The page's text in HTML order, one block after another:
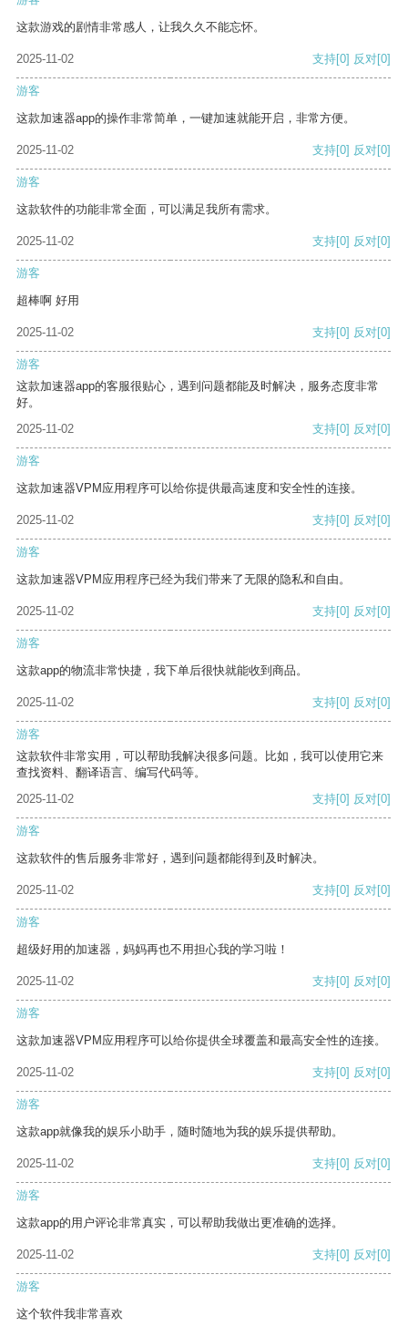
这款游戏的剧情非常感人，让我久久不能忘怀。
2025-11-02 支持[0] 反对[0]
游客
这款加速器app的操作非常简单，一键加速就能开启，非常方便。
2025-11-02 支持[0] 反对[0]
游客
这款软件的功能非常全面，可以满足我所有需求。
2025-11-02 支持[0] 反对[0]
游客
超棒啊 好用
2025-11-02 支持[0] 反对[0]
游客
这款加速器app的客服很贴心，遇到问题都能及时解决，服务态度非常
好。
2025-11-02
支持[0] 反对[0]
游客
这款加速器VPM应用程序可以给你提供最高速度和安全性的连接。
2025-11-02 支持[0] 反对[0]
游客
这款加速器VPM应用程序已经为我们带来了无限的隐私和自由。
2025-11-02 支持[0] 反对[0]
游客
这款app的物流非常快捷，我下单后很快就能收到商品。
2025-11-02 支持[0] 反对[0]
游客
这款软件非常实用，可以帮助我解决很多问题。比如，我可以使用它来
查找资料、翻译语言、编写代码等。
2025-11-02
支持[0] 反对[0]
游客
这款软件的售后服务非常好，遇到问题都能得到及时解决。
2025-11-02 支持[0] 反对[0]
游客
超级好用的加速器，妈妈再也不用担心我的学习啦！
2025-11-02 支持[0] 反对[0]
游客
这款加速器VPM应用程序可以给你提供全球覆盖和最高安全性的连接。
2025-11-02 支持[0] 反对[0]
游客
这款app就像我的娱乐小助手，随时随地为我的娱乐提供帮助。
2025-11-02 支持[0] 反对[0]
游客
这款app的用户评论非常真实，可以帮助我做出更准确的选择。
2025-11-02 支持[0] 反对[0]
游客
这个软件我非常喜欢